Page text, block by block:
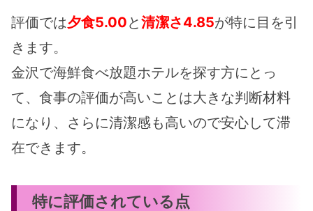
評価では夕食5.00と清潔さ4.85が特に目を引
きます。
金沢で海鮮食べ放題ホテルを探す方にとっ
て、食事の評価が高いことは大きな判断材料
になり、さらに清潔感も高いので安心して滞
在できます。
特に評価されている点